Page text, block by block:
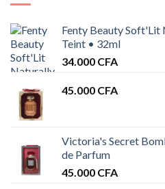
Fenty Beauty Soft'Lit
Teint • 32ml
34.000 CFA
45.000 CFA
Victoria's Secret
de Parfum
45.000 CFA